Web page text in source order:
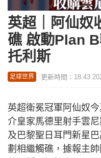
英超｜阿仙奴
礁 啟動Plan
托利斯
足球世界 更新時間：18:43
英超衛冕冠軍阿仙奴
介皇家馬德里射手雲尼
及巴黎聖日耳門新星
劃相繼觸礁，據報主